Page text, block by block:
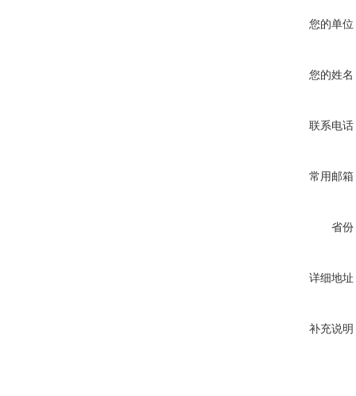
您的单位
您的姓名
联系电话
常用邮箱
省份
详细地址
补充说明